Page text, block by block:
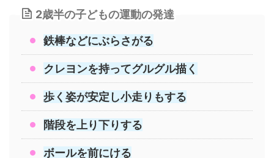
2歳半の子どもの運動の発達
鉄棒などにぶらさがる
クレヨンを持ってグルグル描く
歩く姿が安定し小走りもする
階段を上り下りする
ボールを前にける